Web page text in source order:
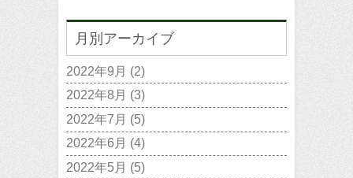
月別アーカイブ
2022年9月 (2)
2022年8月 (3)
2022年7月 (5)
2022年6月 (4)
2022年5月 (5)